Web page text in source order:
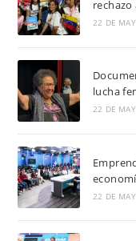
rechazo
22 DE
lucha
22 DE
22 DE